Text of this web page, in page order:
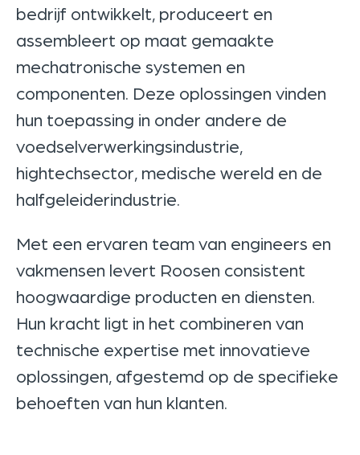
bedrijf ontwikkelt, produceert en
assembleert op maat gemaakte
mechatronische systemen en
componenten. Deze oplossingen vinden
hun toepassing in onder andere de
voedselverwerkingsindustrie,
hightechsector, medische wereld en de
halfgeleiderindustrie.
Met een ervaren team van engineers en
vakmensen levert Roosen consistent
hoogwaardige producten en diensten.
Hun kracht ligt in het combineren van
technische expertise met innovatieve
oplossingen, afgestemd op de specifieke
behoeften van hun klanten.